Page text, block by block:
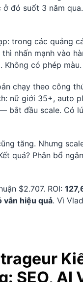
đó suốt 3 năm
trong các quảng
nhấn mạnh vào
Không có phép màu.
chạy theo công
nữ giới 35+, auto
bắt đầu scale. Có
tăng. Nhưng
quả? Phân bổ
$2.707. ROI:
vẫn hiệu quả. Vì Vlad
SEO, AI